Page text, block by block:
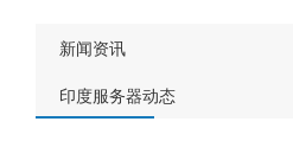
新闻资讯
印度服务器动态